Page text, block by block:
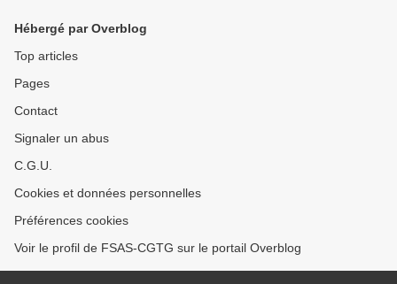
Hébergé par Overblog
Top articles
Pages
Contact
Signaler un abus
C.G.U.
Cookies et données personnelles
Préférences cookies
Voir le profil de FSAS-CGTG sur le portail Overblog